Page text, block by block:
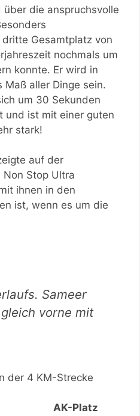
die anspruchsvolle
Gesamtplatz von
nochmals um
konnte. Er wird in
Maß aller Dinge sein.
um 30 Sekunden
und ist mit einer guten
stark!
auf der
Stop Ultra
ihnen in den
ist, wenn es um die
Sameer
vorne mit
der 4 KM-Strecke
AK-Platz